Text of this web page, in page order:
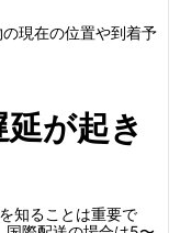
現在の位置や到着予
が起き
知ることは重要で